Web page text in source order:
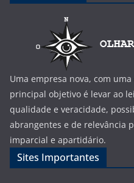
Uma empresa nova, com
principal objetivo é levar ao
qualidade e veracidade,
abrangentes e de relevância
imparcial e apartidário.
Sites Importantes